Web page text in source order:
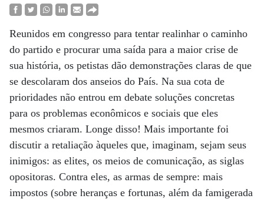
Reunidos em congresso para tentar realinhar o caminho
do partido e procurar uma saída para a maior crise de
sua história, os petistas dão demonstrações claras de que
se descolaram dos anseios do País. Na sua cota de
prioridades não entrou em debate soluções concretas
para os problemas econômicos e sociais que eles
mesmos criaram. Longe disso! Mais importante foi
discutir a retaliação àqueles que, imaginam, sejam seus
inimigos: as elites, os meios de comunicação, as siglas
opositoras. Contra eles, as armas de sempre: mais
impostos (sobre heranças e fortunas, além da famigerada